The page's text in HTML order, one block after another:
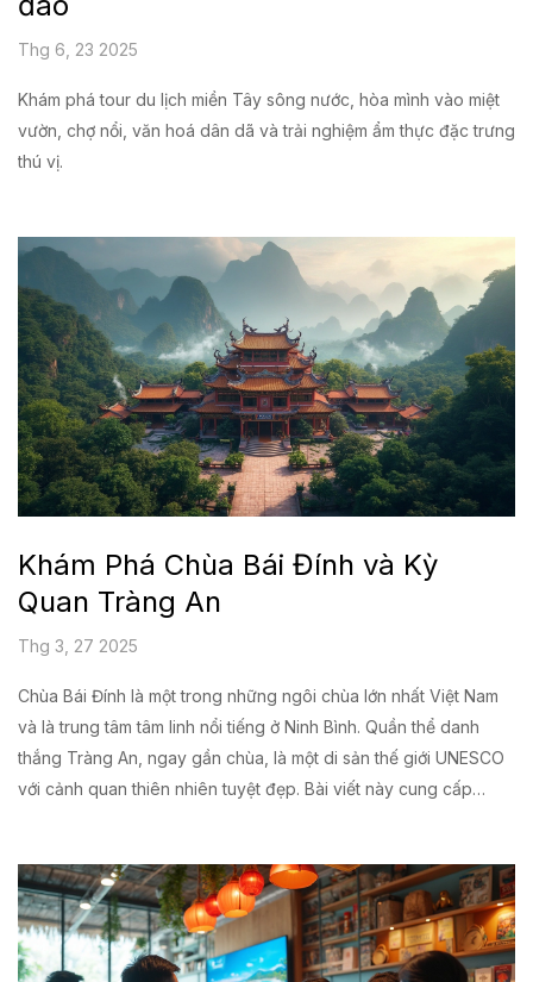
Thg 6, 23 2025
Khám phá tour du lịch miền Tây sông nước, hòa mình vào miệt
vườn, chợ nổi, văn hoá dân dã và trải nghiệm ẩm thực đặc trưng
thú vị.
Khám Phá Chùa Bái Đính và Kỳ
Quan Tràng An
Thg 3, 27 2025
Chùa Bái Đính là một trong những ngôi chùa lớn nhất Việt Nam
và là trung tâm tâm linh nổi tiếng ở Ninh Bình. Quần thể danh
thắng Tràng An, ngay gần chùa, là một di sản thế giới UNESCO
với cảnh quan thiên nhiên tuyệt đẹp. Bài viết này cung cấp
thú vị khi bạn ghé thăm nơi đây.